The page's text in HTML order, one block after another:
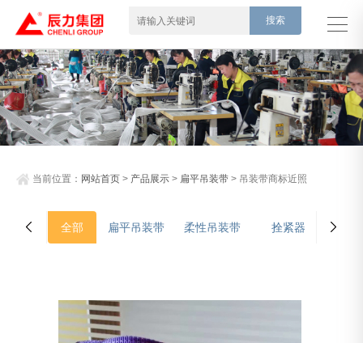
当前位置： 网站首页 > 产品展示 > 扁平吊装带 > 吊装带商标近照
全部 扁平吊装带 柔性吊装带 拴紧器